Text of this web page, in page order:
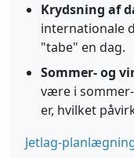
Krydsning af
internationale
"tabe" en dag.
Sommer- og
være i
er, hvilket
Jetlag-